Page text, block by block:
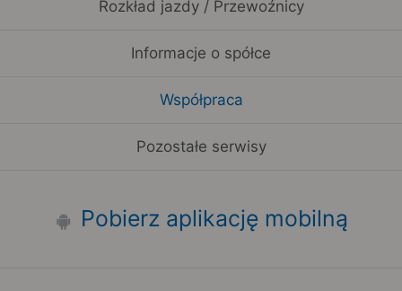
Rozkład jazdy / Przewoźnicy
Informacje o spółce
Współpraca
Pozostałe serwisy
Pobierz aplikację mobilną